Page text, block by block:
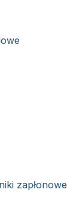
zapłonowe